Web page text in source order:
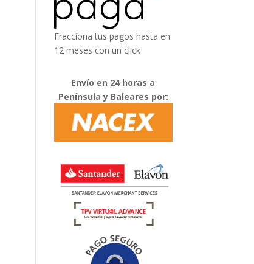
Fracciona tus pagos hasta en
12 meses con un click
Envío en 24 horas a
Península y Baleares por: